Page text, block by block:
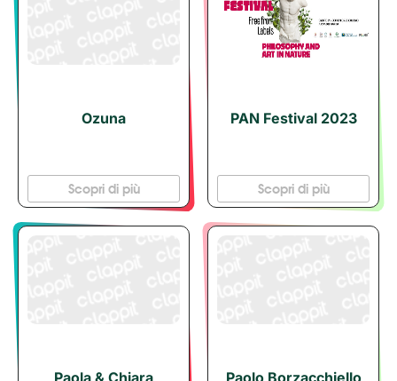
Ozuna
Scopri di più
PAN Festival 2023
Scopri di più
Paola & Chiara Paolo Borzacchiello